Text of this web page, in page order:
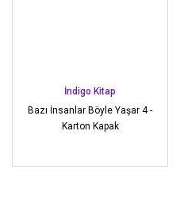
İndigo Kitap
Bazı İnsanlar Böyle Yaşar 4 -
Karton Kapak